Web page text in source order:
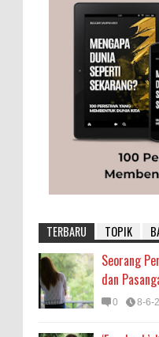
TERBARU TOPIK
Seorang
dan
0 8-6-